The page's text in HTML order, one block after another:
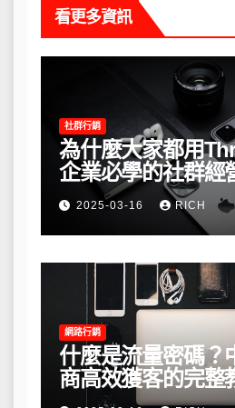
看更多資訊
社群行銷
為什麼大家都用
企業必學的社群經
2025-03-16 RICH
網路行銷
什麼是流量密碼？
商高效獲客的完整